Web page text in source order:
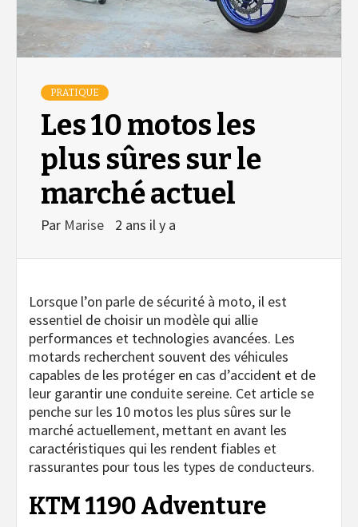
PRATIQUE
Les 10 motos les
plus sûres sur le
marché actuel
Par Marise 2 ans il y a
Lorsque l’on parle de sécurité à moto, il est
essentiel de choisir un modèle qui allie
performances et technologies avancées. Les
motards recherchent souvent des véhicules
capables de les protéger en cas d’accident et de
leur garantir une conduite sereine. Cet article se
penche sur les 10 motos les plus sûres sur le
marché actuellement, mettant en avant les
caractéristiques qui les rendent fiables et
rassurantes pour tous les types de conducteurs.
KTM 1190 Adventure